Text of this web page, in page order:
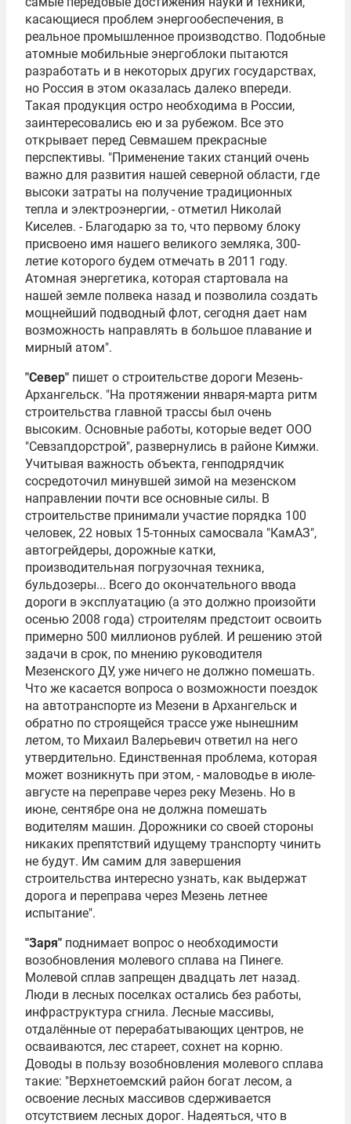
касающиеся проблем энергообеспечения, в
реальное промышленное производство. Подобные
атомные мобильные энергоблоки пытаются
разработать и в некоторых других государствах,
но Россия в этом оказалась далеко впереди.
Такая продукция остро необходима в России,
заинтересовались ею и за рубежом. Все это
открывает перед Севмашем прекрасные
перспективы. "Применение таких станций очень
важно для развития нашей северной области, где
высоки затраты на получение традиционных
тепла и электроэнергии, - отметил Николай
Киселев. - Благодарю за то, что первому блоку
присвоено имя нашего великого земляка, 300-
летие которого будем отмечать в 2011 году.
Атомная энергетика, которая стартовала на
нашей земле полвека назад и позволила создать
мощнейший подводный флот, сегодня дает нам
возможность направлять в большое плавание и
мирный атом".
"Север" пишет о строительстве дороги Мезень-
Архангельск. "На протяжении января-марта ритм
строительства главной трассы был очень
высоким. Основные работы, которые ведет ООО
"Севзапдорстрой", развернулись в районе Кимжи.
Учитывая важность объекта, генподрядчик
сосредоточил минувшей зимой на мезенском
направлении почти все основные силы. В
строительстве принимали участие порядка 100
человек, 22 новых 15-тонных самосвала "КамАЗ",
автогрейдеры, дорожные катки,
производительная погрузочная техника,
бульдозеры... Всего до окончательного ввода
дороги в эксплуатацию (а это должно произойти
осенью 2008 года) строителям предстоит освоить
примерно 500 миллионов рублей. И решению этой
задачи в срок, по мнению руководителя
Мезенского ДУ, уже ничего не должно помешать.
Что же касается вопроса о возможности поездок
на автотранспорте из Мезени в Архангельск и
обратно по строящейся трассе уже нынешним
летом, то Михаил Валерьевич ответил на него
утвердительно. Единственная проблема, которая
может возникнуть при этом, - маловодье в июле-
августе на переправе через реку Мезень. Но в
июне, сентябре она не должна помешать
водителям машин. Дорожники со своей стороны
никаких препятствий идущему транспорту чинить
не будут. Им самим для завершения
строительства интересно узнать, как выдержат
дорога и переправа через Мезень летнее
испытание".
"Заря" поднимает вопрос о необходимости
возобновления молевого сплава на Пинеге.
Молевой сплав запрещен двадцать лет назад.
Люди в лесных поселках остались без работы,
инфраструктура сгнила. Лесные массивы,
отдалённые от перерабатывающих центров, не
осваиваются, лес стареет, сохнет на корню.
Доводы в пользу возобновления молевого сплава
такие: "Верхнетоемский район богат лесом, а
освоение лесных массивов сдерживается
отсутствием лесных дорог. Надеяться, что в